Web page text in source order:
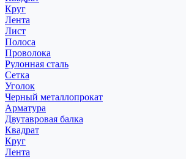
Круг
Лента
Лист
Полоса
Проволока
Рулонная сталь
Сетка
Уголок
Черный металлопрокат
Арматура
Двутавровая балка
Квадрат
Круг
Лента